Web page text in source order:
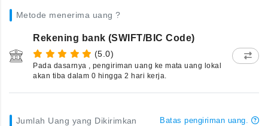
Metode menerima uang ?
Rekening bank (SWIFT/BIC Code)
(5.0)
Pada dasarnya , pengiriman uang ke mata uang lokal
akan tiba dalam 0 hingga 2 hari kerja.
Jumlah Uang yang Dikirimkan Batas pengiriman uang.